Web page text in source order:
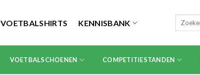
VOETBALSHIRTS KENNISBANK
Zoeken
VOETBALSCHOENEN COMPETITIESTANDEN